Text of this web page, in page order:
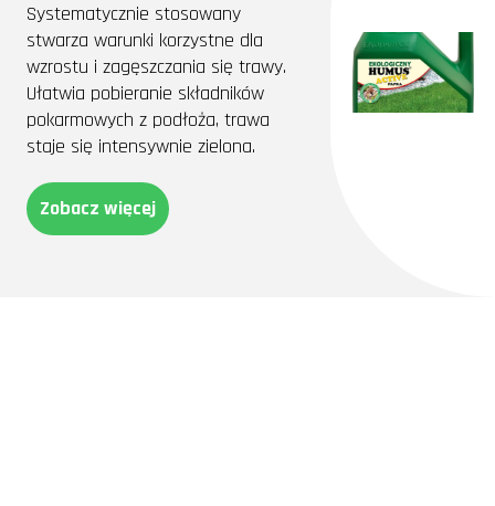
Systematycznie stosowany
stwarza warunki korzystne dla
wzrostu i zagęszczania się trawy.
Ułatwia pobieranie składników
pokarmowych z podłoża, trawa
staje się intensywnie zielona.
Zobacz więcej